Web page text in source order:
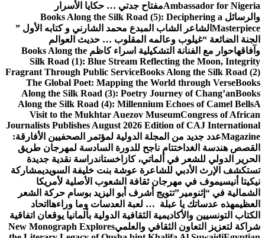
Ambassador for Nigeriaمفتاح جدتي … حكايا الأسرار
والرسائل Books Along the Silk Road (5): Deciphering a
Masterpiece الشاعر الشاب المبدع محمد الشارني و كتابه الأول ”
الجنة الضائعة “غيلوب وعالمه المقلوب … حديث العوالم
وآفاقهاحوار مع الفنانة التشكيلية اسراء كاظم Books Along the
Silk Road (1): Blue Stream Reflecting the Moon, Integrity
Fragrant Through Public ServiceBooks Along the Silk Road (2)
The Global Poet: Mapping the World through VerseBooks
Along the Silk Road (3): Poetry Journey of Chang’anBooks
Along the Silk Road (4): Millennium Echoes of Camel BellsA
Visit to the Mukhtar Auezov MuseumCongress of African
Journalists Publishes August 2026 Edition of CAJ International
Magazineعدد جديد من المجلة الدولية لمؤتمر الصحفيين الأفارقة:
القصص هندسة الغد اختتام ناجح للدورة السادسة لمهرجان طريق
الحرير الدولي للشعر في ألماتي، كازاخستاندراسة نقدية جديدة
تستكشف الإرث الأدبي للشاعرة عوشة بنت خليفة السويديمشاركة
نيكيتا أنيسيموف في مهرجان ثقافة الشعوب الأصلية لأمريكا
الشمالية في “إثنومير”تتويج أشرف أبو اليزيد بوسام حركة الشعر
العظيمهذه عدساتك يا عبلة … لعبة العدسات وما وراءها اتحاد
الكتاب التونسيين والأكاديمية الثقافية الدولية بألمانيا يوقعان اتفاقية
شراكة لتعزيز التعاون الثقافي والعلميNew Monograph Explores